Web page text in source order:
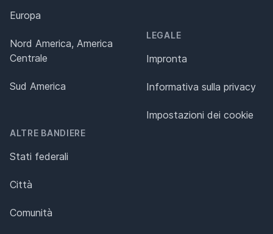
Europa
Nord America, America
Centrale
Sud America
ALTRE BANDIERE
Stati federali
Città
Comunità
LEGALE
Impronta
Informativa sulla privacy
Impostazioni dei cookie